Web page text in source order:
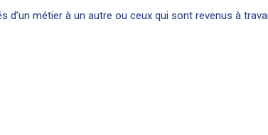
métier à un autre ou ceux qui sont revenus à